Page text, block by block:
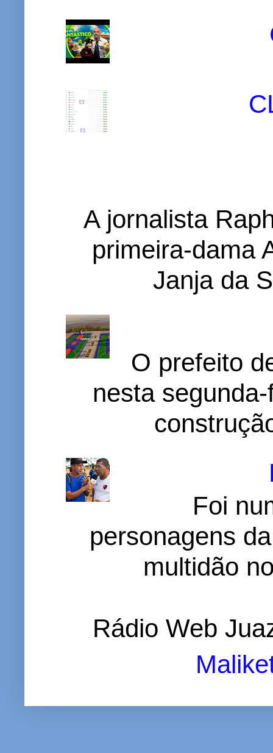
A jornalista
primeira-dama
Janja da
O prefeito
nesta
Foi
personagens
multidão
Rádio Web